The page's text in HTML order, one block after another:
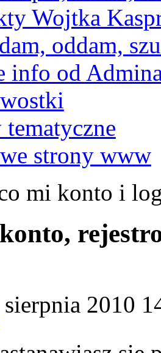
Wojtka
oddam,
info od
strony www
mi konto i
2010